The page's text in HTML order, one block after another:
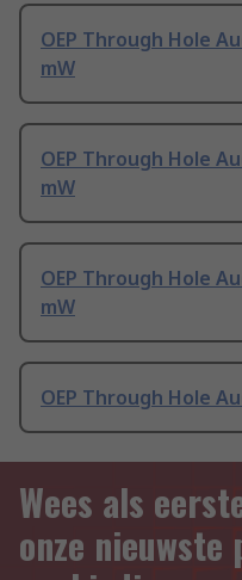
OEP Through Hole
mW
OEP Through Hole
mW
OEP Through Hole
mW
OEP Through Hole
Wees als
onze nieuwste